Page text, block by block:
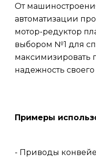
От
автоматизации
мотор-редуктор
выбором №1 для
максимизировать
надежность
Примеры
- Приводы